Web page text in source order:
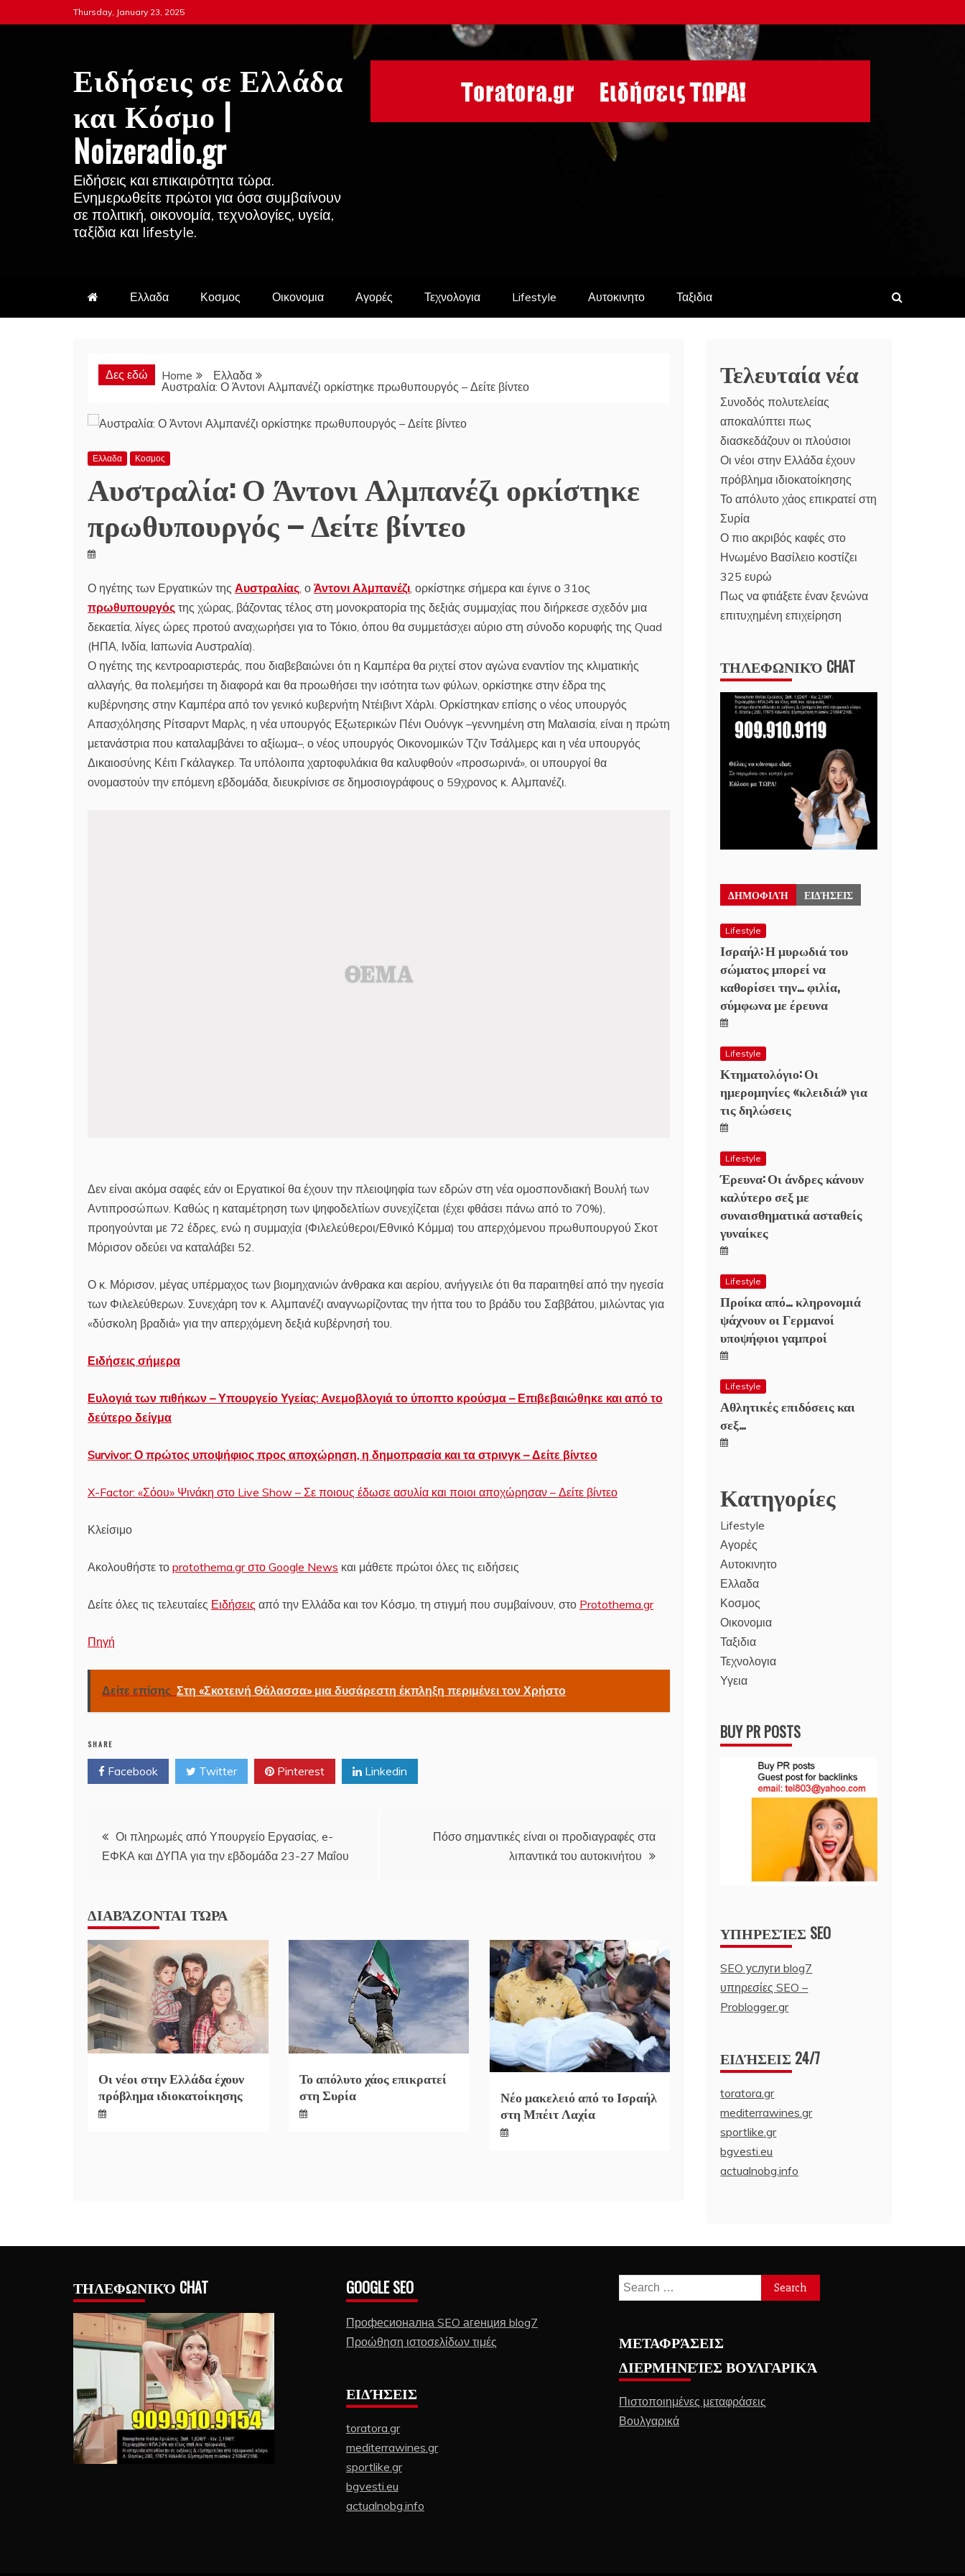
to
Thursday, January 23, 2025
Ειδήσεις σε Ελλάδα
και Κόσμο |
Noizeradio.gr
Ειδήσεις και επικαιρότητα τώρα.
Ενημερωθείτε πρώτοι για όσα συμβαίνουν
σε πολιτική, οικονομία, τεχνολογίες, υγεία,
ταξίδια και lifestyle.
Ελλαδα Κοσμος Οικονομια Αγορές Τεχνολογια Lifestyle Αυτοκινητο Ταξιδια
Δες εδώ Home
Ελλαδα
Αυστραλία: Ο Άντονι Αλμπανέζι ορκίστηκε πρωθυπουργός – Δείτε βίντεο
Ελλαδα Κοσμος
Αυστραλία: Ο Άντονι Αλμπανέζι ορκίστηκε
πρωθυπουργός – Δείτε βίντεο
Ο ηγέτης των Εργατικών της Αυστραλίας, ο Άντονι Αλμπανέζι, ορκίστηκε σήμερα και έγινε ο 31ος
πρωθυπουργός της χώρας, βάζοντας τέλος στη μονοκρατορία της δεξιάς συμμαχίας που διήρκεσε σχεδόν μια
δεκαετία, λίγες ώρες προτού αναχωρήσει για το Τόκιο, όπου θα συμμετάσχει αύριο στη σύνοδο κορυφής της Quad
(ΗΠΑ, Ινδία, Ιαπωνία Αυστραλία).
Ο ηγέτης της κεντροαριστεράς, που διαβεβαιώνει ότι η Καμπέρα θα ριχτεί στον αγώνα εναντίον της κλιματικής
αλλαγής, θα πολεμήσει τη διαφορά και θα προωθήσει την ισότητα των φύλων, ορκίστηκε στην έδρα της
κυβέρνησης στην Καμπέρα από τον γενικό κυβερνήτη Ντέιβιντ Χάρλι. Ορκίστηκαν επίσης ο νέος υπουργός
Απασχόλησης Ρίτσαρντ Μαρλς, η νέα υπουργός Εξωτερικών Πένι Ουόνγκ –γεννημένη στη Μαλαισία, είναι η πρώτη
μετανάστρια που καταλαμβάνει το αξίωμα–, ο νέος υπουργός Οικονομικών Τζιν Τσάλμερς και η νέα υπουργός
Δικαιοσύνης Κέιτι Γκάλαγκερ. Τα υπόλοιπα χαρτοφυλάκια θα καλυφθούν «προσωρινά», οι υπουργοί θα
ονομαστούν την επόμενη εβδομάδα, διευκρίνισε σε δημοσιογράφους ο 59χρονος κ. Αλμπανέζι.
Δεν είναι ακόμα σαφές εάν οι Εργατικοί θα έχουν την πλειοψηφία των εδρών στη νέα ομοσπονδιακή Βουλή των
Αντιπροσώπων. Καθώς η καταμέτρηση των ψηφοδελτίων συνεχίζεται (έχει φθάσει πάνω από το 70%),
προηγούνται με 72 έδρες, ενώ η συμμαχία (Φιλελεύθεροι/Εθνικό Κόμμα) του απερχόμενου πρωθυπουργού Σκοτ
Μόρισον οδεύει να καταλάβει 52.
Ο κ. Μόρισον, μέγας υπέρμαχος των βιομηχανιών άνθρακα και αερίου, ανήγγειλε ότι θα παραιτηθεί από την ηγεσία
των Φιλελεύθερων. Συνεχάρη τον κ. Αλμπανέζι αναγνωρίζοντας την ήττα του το βράδυ του Σαββάτου, μιλώντας για
«δύσκολη βραδιά» για την απερχόμενη δεξιά κυβέρνησή του.
Ειδήσεις σήμερα
Ευλογιά των πιθήκων – Υπουργείο Υγείας: Ανεμοβλογιά το ύποπτο κρούσμα – Επιβεβαιώθηκε και από το
δεύτερο δείγμα
Survivor: Ο πρώτος υποψήφιος προς αποχώρηση, η δημοπρασία και τα στρινγκ – Δείτε βίντεο
X-Factor: «Σόου» Ψινάκη στο Live Show – Σε ποιους έδωσε ασυλία και ποιοι αποχώρησαν – Δείτε βίντεο
Κλείσιμο
Ακολουθήστε το protothema.gr στο Google News και μάθετε πρώτοι όλες τις ειδήσεις
Δείτε όλες τις τελευταίες Ειδήσεις από την Ελλάδα και τον Κόσμο, τη στιγμή που συμβαίνουν, στο Protothema.gr
Πηγή
Δείτε επίσης Στη «Σκοτεινή Θάλασσα» μια δυσάρεστη έκπληξη περιμένει τον Χρήστο
SHARE
Facebook Twitter Pinterest Linkedin
Post
navigation
Οι πληρωμές από Υπουργείο Εργασίας, e-
ΕΦΚΑ και ΔΥΠΑ για την εβδομάδα 23-27 Μαΐου
Πόσο σημαντικές είναι οι προδιαγραφές στα
λιπαντικά του αυτοκινήτου
ΔΙΑΒΆΖΟΝΤΑΙ ΤΏΡΑ
Οι νέοι στην Ελλάδα έχουν
πρόβλημα ιδιοκατοίκησης
Το απόλυτο χάος επικρατεί
στη Συρία
Νέο μακελειό από το Ισραήλ
στη Μπέιτ Λαχία
Τελευταία νέα
Συνοδός πολυτελείας
αποκαλύπτει πως
διασκεδάζουν οι πλούσιοι
Οι νέοι στην Ελλάδα έχουν
πρόβλημα ιδιοκατοίκησης
Το απόλυτο χάος επικρατεί στη
Συρία
Ο πιο ακριβός καφές στο
Ηνωμένο Βασίλειο κοστίζει
325 ευρώ
Πως να φτιάξετε έναν ξενώνα
επιτυχημένη επιχείρηση
ΤΗΛΕΦΩΝΙΚΌ CHAT
ΔΗΜΟΦΙΛΉ ΕΙΔΉΣΕΙΣ
Lifestyle
Ισραήλ: Η μυρωδιά του
σώματος μπορεί να
καθορίσει την… φιλία,
σύμφωνα με έρευνα
Lifestyle
Κτηματολόγιο: Οι
ημερομηνίες «κλειδιά» για
τις δηλώσεις
Lifestyle
Έρευνα: Οι άνδρες κάνουν
καλύτερο σεξ με
συναισθηματικά ασταθείς
γυναίκες
Lifestyle
Προίκα από… κληρονομιά
ψάχνουν οι Γερμανοί
υποψήφιοι γαμπροί
Lifestyle
Αθλητικές επιδόσεις και
σεξ…
Κατηγορίες
Lifestyle
Αγορές
Αυτοκινητο
Ελλαδα
Κοσμος
Οικονομια
Ταξιδια
Τεχνολογια
Υγεια
BUY PR POSTS
ΥΠΗΡΕΣΊΕΣ SEO
SEO услуги blog7
υπηρεσίες SEO –
Problogger.gr
ΕΙΔΉΣΕΙΣ 24/7
toratora.gr
mediterrawines.gr
sportlike.gr
bgvesti.eu
actualnobg.info
ΤΗΛΕΦΩΝΙΚΌ CHAT GOOGLE SEO
Професионална SEO агенция blog7
Προώθηση ιστοσελίδων τιμές
ΕΙΔΉΣΕΙΣ
toratora.gr
mediterrawines.gr
sportlike.gr
bgvesti.eu
actualnobg.info
Search
for:
ΜΕΤΑΦΡΆΣΕΙΣ
ΔΙΕΡΜΗΝΕΊΕΣ ΒΟΥΛΓΑΡΙΚΆ
Πιστοποιημένες μεταφράσεις
Βουλγαρικά